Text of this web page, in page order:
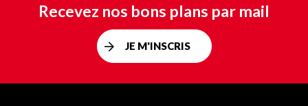
Recevez nos bons plans par mail
JE M'INSCRIS